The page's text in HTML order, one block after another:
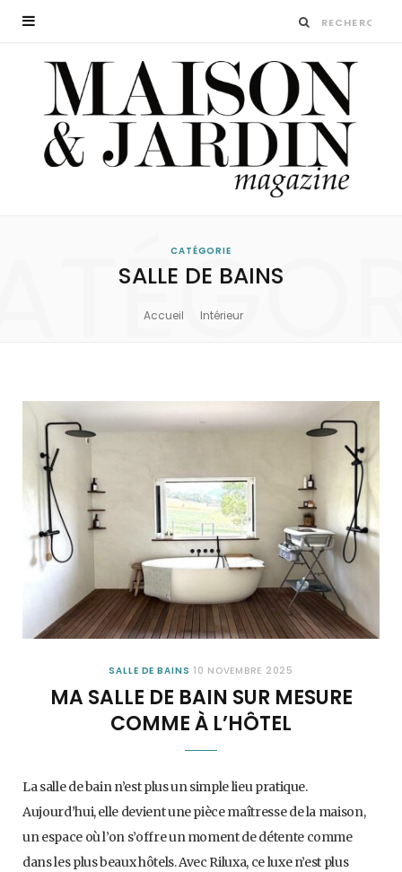
CATÉGORIE
SALLE DE BAINS
Accueil Intérieur
SALLE DE BAINS 10 NOVEMBRE 2025
MA SALLE DE BAIN SUR MESURE
COMME À L’HÔTEL
La salle de bain n’est plus un simple lieu pratique.
Aujourd’hui, elle devient une pièce maîtresse de la maison,
un espace où l’on s’offre un moment de détente comme
dans les plus beaux hôtels. Avec Riluxa, ce luxe n’est plus